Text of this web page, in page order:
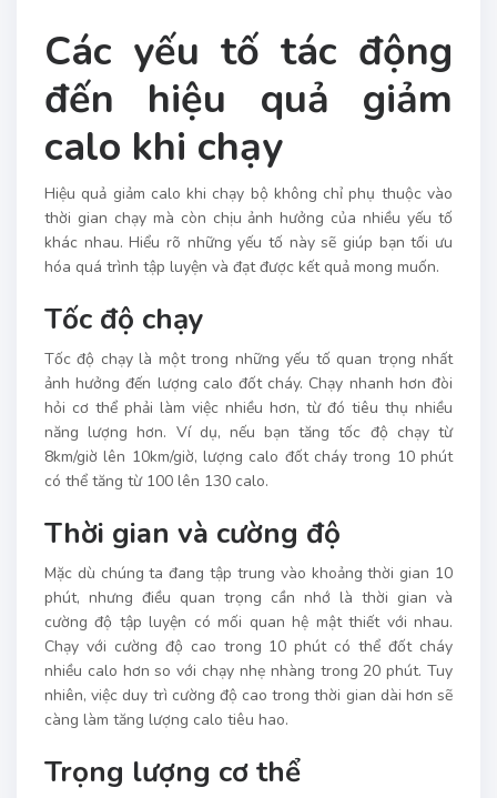
Các yếu tố tác động
đến hiệu quả giảm
calo khi chạy
Hiệu quả giảm calo khi chạy bộ không chỉ phụ thuộc vào
thời gian chạy mà còn chịu ảnh hưởng của nhiều yếu tố
khác nhau. Hiểu rõ những yếu tố này sẽ giúp bạn tối ưu
hóa quá trình tập luyện và đạt được kết quả mong muốn.
Tốc độ chạy
Tốc độ chạy là một trong những yếu tố quan trọng nhất
ảnh hưởng đến lượng calo đốt cháy. Chạy nhanh hơn đòi
hỏi cơ thể phải làm việc nhiều hơn, từ đó tiêu thụ nhiều
năng lượng hơn. Ví dụ, nếu bạn tăng tốc độ chạy từ
8km/giờ lên 10km/giờ, lượng calo đốt cháy trong 10 phút
có thể tăng từ 100 lên 130 calo.
Thời gian và cường độ
Mặc dù chúng ta đang tập trung vào khoảng thời gian 10
phút, nhưng điều quan trọng cần nhớ là thời gian và
cường độ tập luyện có mối quan hệ mật thiết với nhau.
Chạy với cường độ cao trong 10 phút có thể đốt cháy
nhiều calo hơn so với chạy nhẹ nhàng trong 20 phút. Tuy
nhiên, việc duy trì cường độ cao trong thời gian dài hơn sẽ
càng làm tăng lượng calo tiêu hao.
Trọng lượng cơ thể